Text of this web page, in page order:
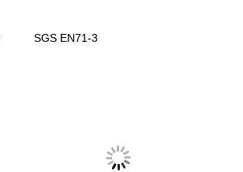
SGS EN71-3